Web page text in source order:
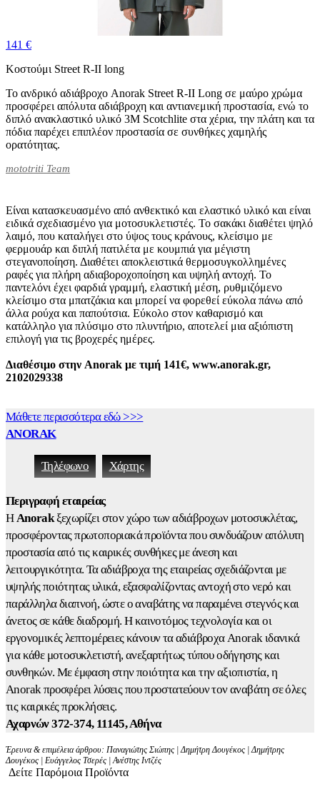
141 €
Κοστούμι Street R-II long
Το ανδρικό αδιάβροχο Anorak Street R-II Long σε μαύρο χρώμα
προσφέρει απόλυτα αδιάβροχη και αντιανεμική προστασία, ενώ το
διπλό ανακλαστικό υλικό 3M Scotchlite στα χέρια, την πλάτη και τα
πόδια παρέχει επιπλέον προστασία σε συνθήκες χαμηλής
ορατότητας.
mototriti Team
Είναι κατασκευασμένο από ανθεκτικό και ελαστικό υλικό και είναι
ειδικά σχεδιασμένο για μοτοσυκλετιστές. Το σακάκι διαθέτει ψηλό
λαιμό, που καταλήγει στο ύψος τους κράνους, κλείσιμο με
φερμουάρ και διπλή πατιλέτα με κουμπιά για μέγιστη
στεγανοποίηση. Διαθέτει αποκλειστικά θερμοσυγκολλημένες
ραφές για πλήρη αδιαβοροχοποίηση και υψηλή αντοχή. Το
παντελόνι έχει φαρδιά γραμμή, ελαστική μέση, ρυθμιζόμενο
κλείσιμο στα μπατζάκια και μπορεί να φορεθεί εύκολα πάνω από
άλλα ρούχα και παπούτσια. Εύκολο στον καθαρισμό και
κατάλληλο για πλύσιμο στο πλυντήριο, αποτελεί μια αξιόπιστη
επιλογή για τις βροχερές ημέρες.
Διαθέσιμο στην Anorak με τιμή 141€, www.anorak.gr,
2102029338
Μάθετε περισσότερα εδώ >>>
ANORAK
Τηλέφωνο Χάρτης
Περιγραφή εταιρείας
ΗAnorakξεχωρίζει στον χώρο των αδιάβροχων μοτοσυκλέτας,
προσφέροντας πρωτοποριακά προϊόντα που συνδυάζουν απόλυτη
προστασία από τις καιρικές συνθήκες με άνεση και
λειτουργικότητα. Τα αδιάβροχα της εταιρείας σχεδιάζονται με
υψηλής ποιότητας υλικά, εξασφαλίζοντας αντοχή στο νερό και
παράλληλα διαπνοή, ώστε ο αναβάτης να παραμένει στεγνός και
άνετος σε κάθε διαδρομή. Η καινοτόμος τεχνολογία και οι
εργονομικές λεπτομέρειες κάνουν τα αδιάβροχα Anorak ιδανικά
για κάθε μοτοσυκλετιστή, ανεξαρτήτως τύπου οδήγησης και
συνθηκών. Με έμφαση στην ποιότητα και την αξιοπιστία, η
Anorak προσφέρει λύσεις που προστατεύουν τον αναβάτη σε όλες
τις καιρικές προκλήσεις.
Αχαρνών 372-374, 11145, Αθήνα
Έρευνα & επιμέλεια άρθρου: Παναγιώτης Σιώπης | Δημήτρη Δουγέκος | Δημήτρης
Δουγέκος | Ευάγγελος Τσερές | Ανέστης Ιντζές
Δείτε Παρόμοια Προϊόντα